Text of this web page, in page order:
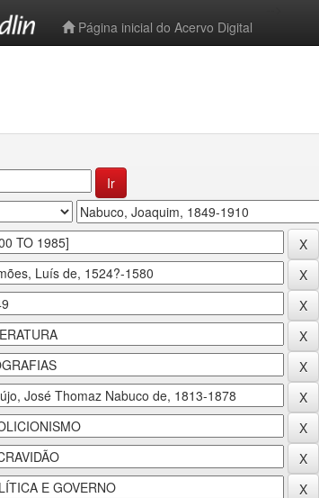
Página inicial do Acervo Digital